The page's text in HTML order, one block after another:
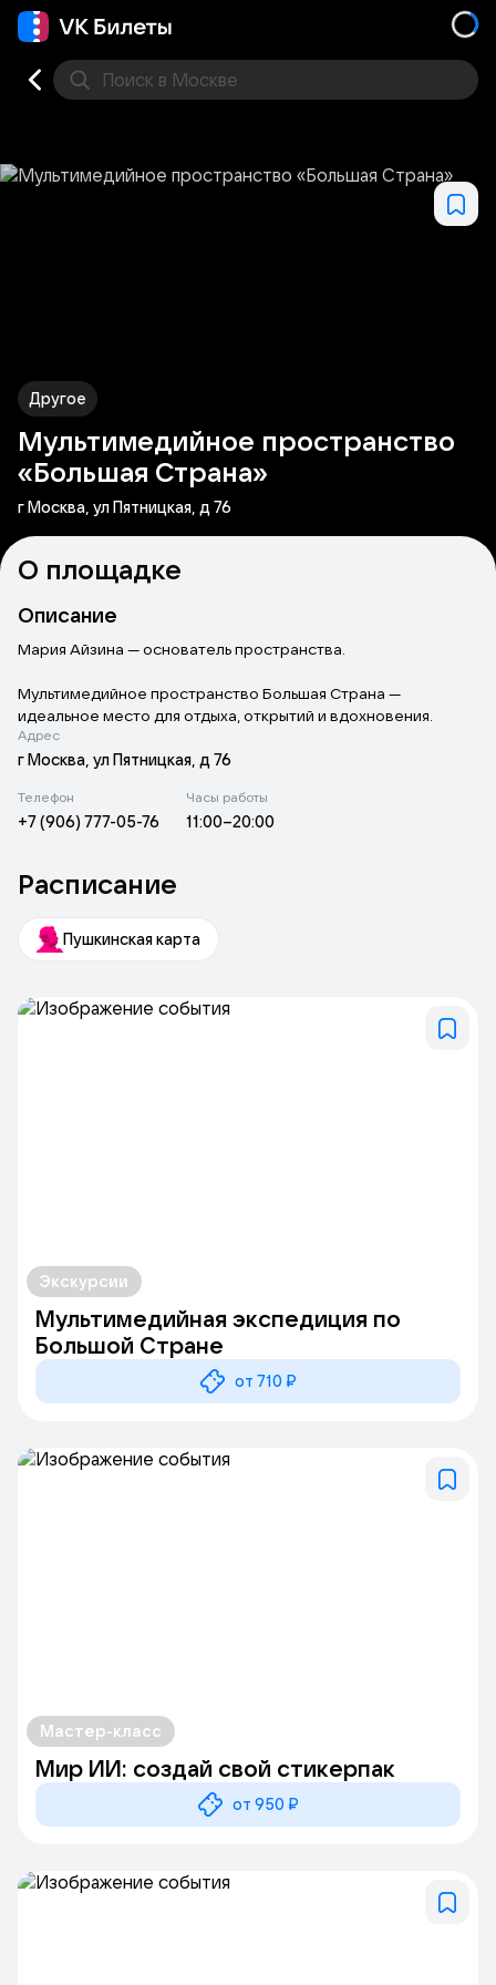
Поиск в Москве
Другое
Мультимедийное пространство
«Большая Страна»
г Москва, ул Пятницкая, д 76
О площадке
Описание
Мария Айзина — основатель пространства.
Мультимедийное пространство Большая Страна —
идеальное место для отдыха, открытий и вдохновения.
Здесь каждый найдет что-то новое о России и влюбится в ее
Удивительное приключение по России! За время программы
Камчатку и Байкал, Васюганское болото и Урал, Эльбрус и
реку Волгу, озеро Баскунчак, гору Богдо и северное сияние
А еще вы сможете сделать классные фотографии,
После мультимедийной выставки «Большая Страна» вы
Адрес
г Москва, ул Пятницкая, д 76
Телефон
+7 (906) 777-05-76
Часы работы
11:00–20:00
Расписание
Пушкинская карта
Экскурсии
Мультимедийная экспедиция по
Большой Стране
от 710 ₽
Мастер-класс
Мир ИИ: создай свой стикерпак
от 950 ₽